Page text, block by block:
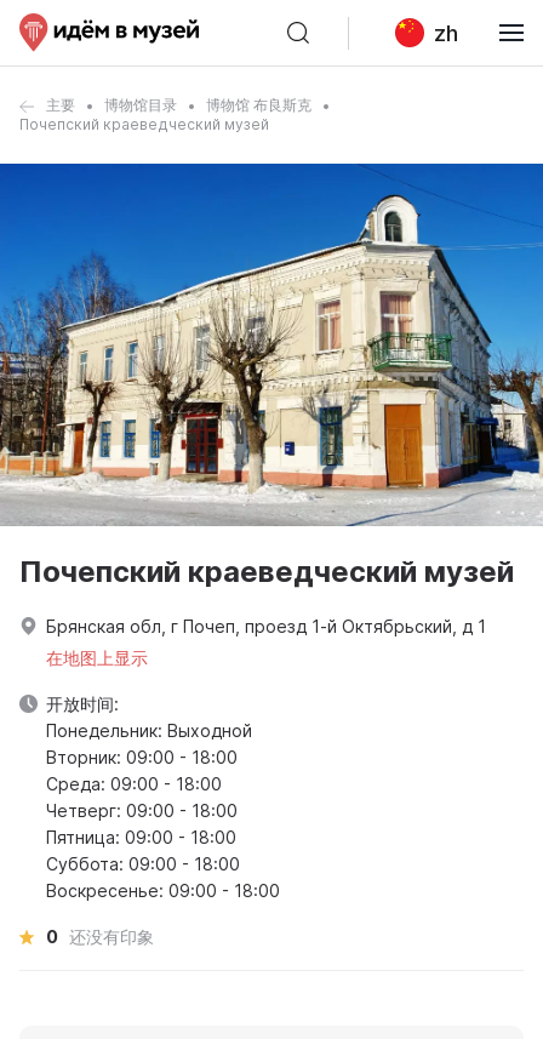
zh
主要 博物馆目录
博物馆 布良斯克
Почепский краеведческий музей
Почепский краеведческий музей
Брянская обл, г Почеп, проезд 1-й Октябрьский, д 1
在地图上显示
开放时间:
Понедельник: Выходной
Вторник: 09:00 - 18:00
Среда: 09:00 - 18:00
Четверг: 09:00 - 18:00
Пятница: 09:00 - 18:00
Суббота: 09:00 - 18:00
Воскресенье: 09:00 - 18:00
0 还没有印象